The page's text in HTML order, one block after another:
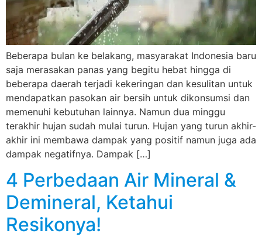
Beberapa bulan ke belakang, masyarakat Indonesia baru
saja merasakan panas yang begitu hebat hingga di
beberapa daerah terjadi kekeringan dan kesulitan untuk
mendapatkan pasokan air bersih untuk dikonsumsi dan
memenuhi kebutuhan lainnya. Namun dua minggu
terakhir hujan sudah mulai turun. Hujan yang turun akhir-
akhir ini membawa dampak yang positif namun juga ada
dampak negatifnya. Dampak […]
4 Perbedaan Air Mineral &
Demineral, Ketahui
Resikonya!